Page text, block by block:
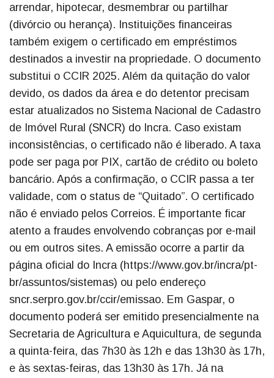
arrendar, hipotecar, desmembrar ou partilhar
(divórcio ou herança). Instituições financeiras
também exigem o certificado em empréstimos
destinados a investir na propriedade. O documento
substitui o CCIR 2025. Além da quitação do valor
devido, os dados da área e do detentor precisam
estar atualizados no Sistema Nacional de Cadastro
de Imóvel Rural (SNCR) do Incra. Caso existam
inconsistências, o certificado não é liberado. A taxa
pode ser paga por PIX, cartão de crédito ou boleto
bancário. Após a confirmação, o CCIR passa a ter
validade, com o status de “Quitado”. O certificado
não é enviado pelos Correios. É importante ficar
atento a fraudes envolvendo cobranças por e-mail
ou em outros sites. A emissão ocorre a partir da
página oficial do Incra (https://www.gov.br/incra/pt-
br/assuntos/sistemas) ou pelo endereço
sncr.serpro.gov.br/ccir/emissao. Em Gaspar, o
documento poderá ser emitido presencialmente na
Secretaria de Agricultura e Aquicultura, de segunda
a quinta-feira, das 7h30 às 12h e das 13h30 às 17h,
e às sextas-feiras, das 13h30 às 17h. Já na